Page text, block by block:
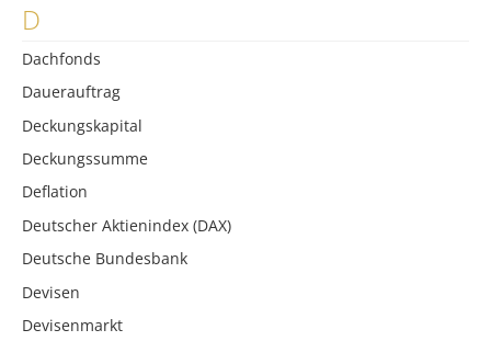
D
Dachfonds
Dauerauftrag
Deckungskapital
Deckungssumme
Deflation
Deutscher Aktienindex (DAX)
Deutsche Bundesbank
Devisen
Devisenmarkt